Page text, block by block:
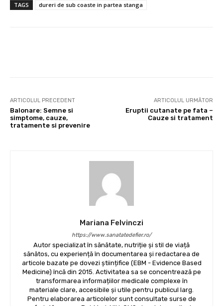
TAGS dureri de sub coaste in partea stanga
ARTICOLUL PRECEDENT
Balonare: Semne si
simptome, cauze,
tratamente si prevenire
ARTICOLUL URMĂTOR
Eruptii cutanate pe fata –
Cauze si tratament
Mariana Felvinczi
https://www.sanatatedefier.ro/
Autor specializat în sănătate, nutriție și stil de viață
sănătos, cu experiență în documentarea și redactarea de
articole bazate pe dovezi științifice (EBM - Evidence Based
Medicine) încă din 2015. Activitatea sa se concentrează pe
transformarea informațiilor medicale complexe în
materiale clare, accesibile și utile pentru publicul larg.
Pentru elaborarea articolelor sunt consultate surse de